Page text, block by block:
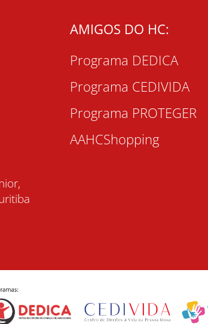
AMIGOS DO HC:
Programa DEDICA
Programa CEDIVIDA
Programa PROTEGER
AAHCShopping